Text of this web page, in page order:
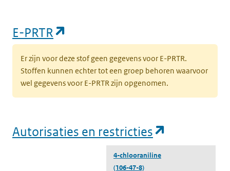
E-PRTR
Er zijn voor deze stof geen gegevens voor E-PRTR.
Stoffen kunnen echter tot een groep behoren waarvoor
wel gegevens voor E-PRTR zijn opgenomen.
Autorisaties en restricties
4-chlooraniline
(106-47-8)